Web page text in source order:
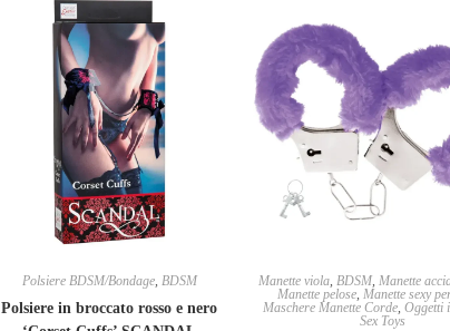
Polsiere BDSM/Bondage, BDSM
Polsiere in broccato rosso e nero
Manette viola, BDSM, Manette
Manette pelose,Manette sexy
Maschere Manette Corde,Oggetti
Sex Toys